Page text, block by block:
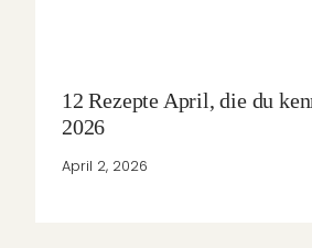
12 Rezepte April, die du
2026
April 2, 2026